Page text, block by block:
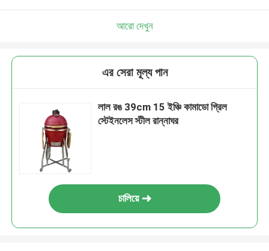
আরো দেখুন
এর সেরা মূল্য পান
লাল রঙ 39cm 15 ইঞ্চি কামাডো গ্রিল
স্টেইনলেস স্টীল রান্নাঘর
চালিয়ে